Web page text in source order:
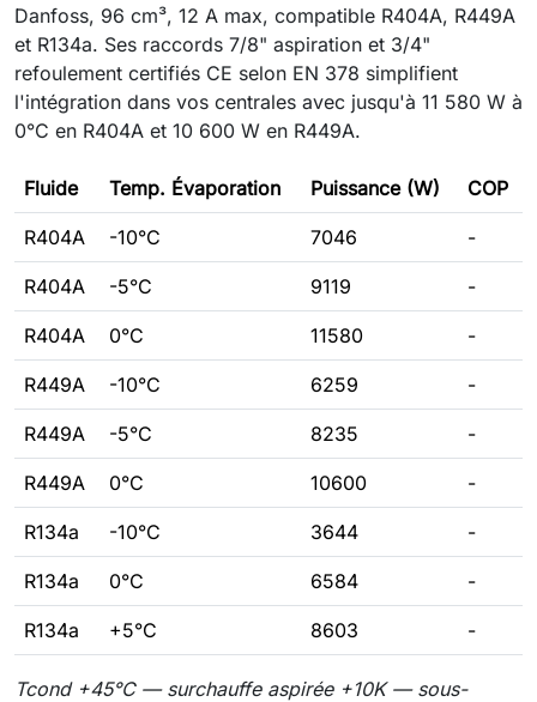
Danfoss, 96 cm³, 12 A max, compatible R404A, R449A
et R134a. Ses raccords 7/8" aspiration et 3/4"
refoulement certifiés CE selon EN 378 simplifient
l'intégration dans vos centrales avec jusqu'à 11 580 W à
0°C en R404A et 10 600 W en R449A.
Fluide Temp. Évaporation Puissance (W) COP
R404A -10°C 7046 -
R404A -5°C 9119 -
R404A 0°C 11580 -
R449A -10°C 6259 -
R449A -5°C 8235 -
R449A 0°C 10600 -
R134a -10°C 3644 -
R134a 0°C 6584 -
R134a +5°C 8603 -
Tcond +45°C — surchauffe aspirée +10K — sous-